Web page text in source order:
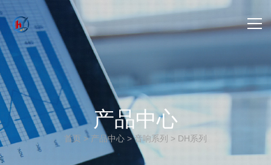
首页
-> 关于我们
-> 产品中心
-> 项目案例
产品中心
首页 >产品中心 >音响系列 > DH系列